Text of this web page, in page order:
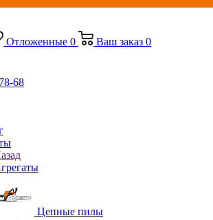
Отложенные 0 Ваш заказ 0
68
Цепные пилы